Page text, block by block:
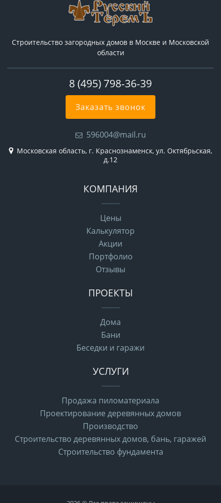
Строительство загородных домов в Москве и Московской
области
8 (495) 798-36-39
Заказать звонок
596004@mail.ru
Московская область, г. Краснознаменск, ул. Октябрьская,
д.12
КОМПАНИЯ
Цены
Калькулятор
Акции
Портфолио
Отзывы
ПРОЕКТЫ
Дома
Бани
Беседки и гаражи
УСЛУГИ
Продажа пиломатериала
Проектирование деревянных домов
Производство
Строительство деревянных домов, бань, гаражей
Строительство фундамента